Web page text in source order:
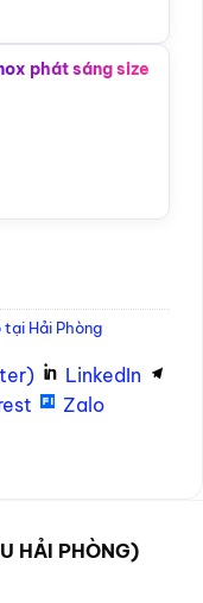
phát sáng size
Hải Phòng
LinkedIn
Zalo
HẢI PHÒNG)